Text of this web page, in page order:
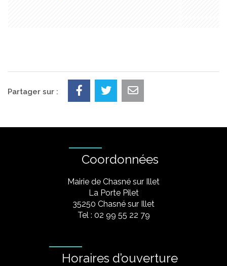
Partager sur :
Coordonnées
Mairie de Chasné sur Illet
La Porte Pilet
35250 Chasné sur Illet
Tel : 02 99 55 22 79
Horaires d’ouverture